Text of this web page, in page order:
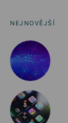
NEJNOVĚJŠÍ